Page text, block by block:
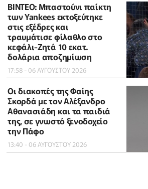
ΒΙΝΤΕΟ: Μπαστούνι παίκτη
των Yankees εκτοξεύτηκε
στις εξέδρες και
τραυμάτισε φίλαθλο στο
κεφάλι-Ζητά 10 εκατ.
δολάρια αποζημίωση
17:58 - 06 ΑΥΓΟΥΣΤΟΥ 2026
Οι διακοπές της Φαίης
Σκορδά με τον Αλέξανδρο
Αθανασιάδη και τα παιδιά
της, σε γνωστό ξενοδοχείο
την Πάφο
13:40 - 06 ΑΥΓΟΥΣΤΟΥ 2026